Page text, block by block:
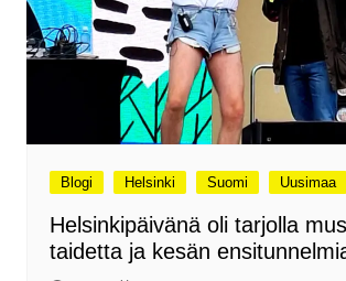
Blogi Helsinki Suomi Uusimaa
Helsinkipäivänä oli tarjolla
taidetta ja kesän